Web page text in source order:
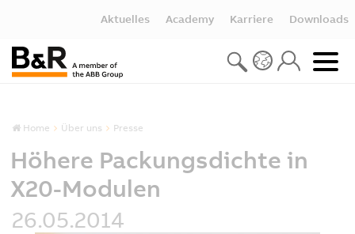
Aktuelles Academy Karriere Downloads
Home Über uns Presse
Höhere Packungsdichte in
X20-Modulen
26.05.2014